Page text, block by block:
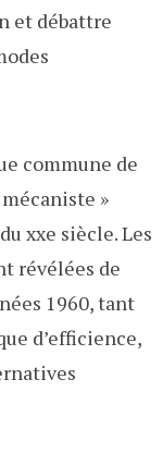
et débattre
commune de
»
xxe siècle. Les
révélées de
1960, tant
d’efficience,